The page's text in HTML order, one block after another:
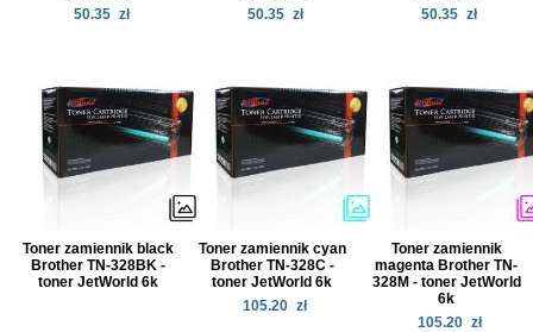
50.35 zł
50.35 zł
50.35 zł
Toner zamiennik black
Brother TN-328BK -
toner JetWorld 6k
Toner zamiennik cyan
Brother TN-328C -
toner JetWorld 6k
105.20 zł
Toner zamiennik
magenta Brother TN-
328M - toner JetWorld
6k
105.20 zł